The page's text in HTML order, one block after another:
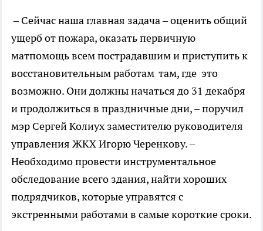
– Сейчас наша главная задача – оценить общий
ущерб от пожара, оказать первичную
матпомощь всем пострадавшим и приступить к
восстановительным работам там, где это
возможно. Они должны начаться до 31 декабря
и продолжиться в праздничные дни, – поручил
мэр Сергей Колиух заместителю руководителя
управления ЖКХ Игорю Черенкову. –
Необходимо провести инструментальное
обследование всего здания, найти хороших
подрядчиков, которые управятся с
экстренными работами в самые короткие сроки.